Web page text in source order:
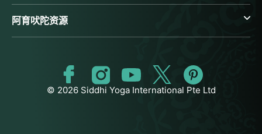
阿育吠陀资源
© 2026 Siddhi Yoga International Pte Ltd